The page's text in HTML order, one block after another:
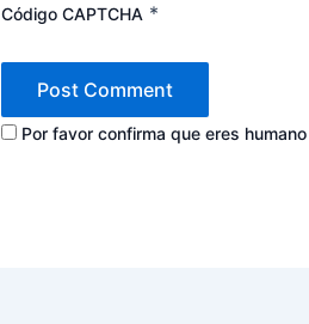
Código CAPTCHA *
Por favor confirma que eres